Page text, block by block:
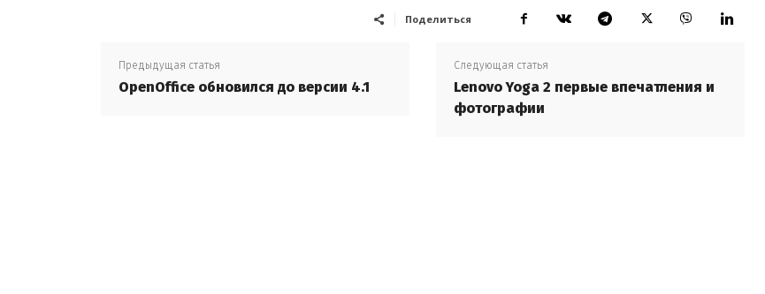
Поделиться
Предыдущая статья
OpenOffice обновился до версии 4.1
Следующая статья
Lenovo Yoga 2 первые впечатления и
фотографии